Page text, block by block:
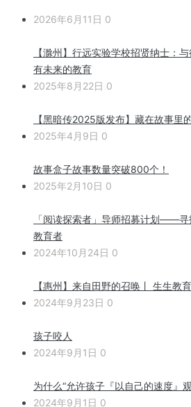
2026年6月11日 0
【滁州】行远实验学校招贤纳士：
有未来的教育
2025年8月22日 0
【黑暗传2025版发布】藏在故事里
2025年4月9日 0
故事盒子故事数量突破800个！
2025年2月10日 0
「阅读探索者」导师招募计划——
教育者
2024年10月24日 0
【惠州】来自田野的召唤丨 生生教
2024年9月23日 0
孩子咬人
2024年9月1日 0
为什么“允许孩子『以自己的速度』
2024年9月1日 0